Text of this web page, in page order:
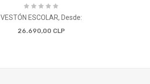
VESTÓN ESCOLAR, Desde:
26.690,00 CLP